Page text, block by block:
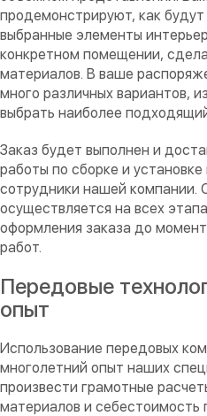
продемонстрируют, как
выбранные элементы
конкретном помещении,
материалов. В ваше
много различных вариантов,
выбрать наиболее
Заказ будет выполнен и
работы по сборке и
сотрудники нашей компании.
осуществляется на всех
оформления заказа до
работ.
Передовые
опыт
Использование передовых
многолетний опыт наших
произвести грамотные
материалов и себестоимость